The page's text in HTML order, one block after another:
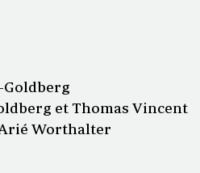
Goldberg
et Thomas Vincent
Worthalter